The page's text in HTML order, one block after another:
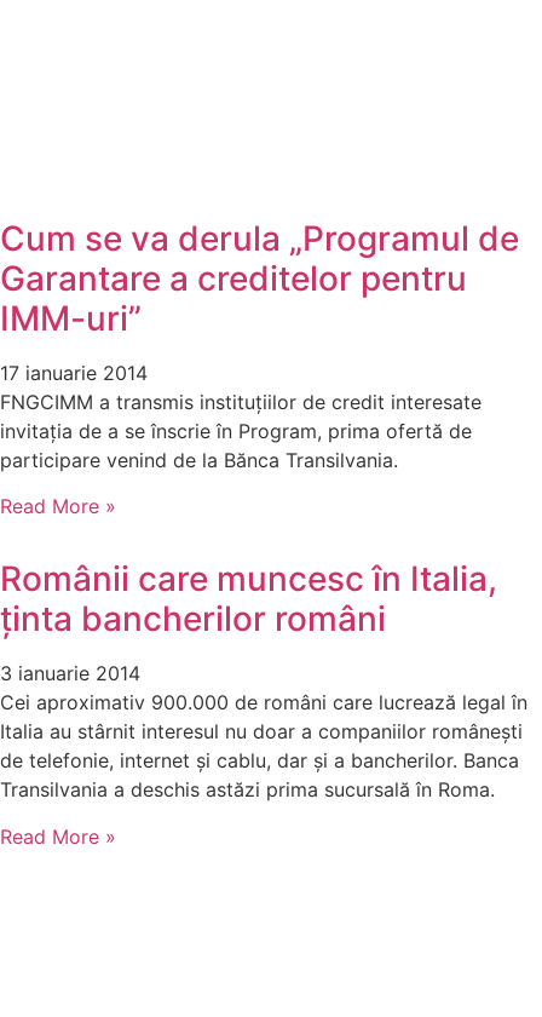
Cum se va derula „Programul de
Garantare a creditelor pentru
IMM-uri”
17 ianuarie 2014
FNGCIMM a transmis instituțiilor de credit interesate
invitația de a se înscrie în Program, prima ofertă de
participare venind de la Bănca Transilvania.
Read More »
Românii care muncesc în Italia,
ținta bancherilor români
3 ianuarie 2014
Cei aproximativ 900.000 de români care lucrează legal în
Italia au stârnit interesul nu doar a companiilor românești
de telefonie, internet și cablu, dar și a bancherilor. Banca
Transilvania a deschis astăzi prima sucursală în Roma.
Read More »